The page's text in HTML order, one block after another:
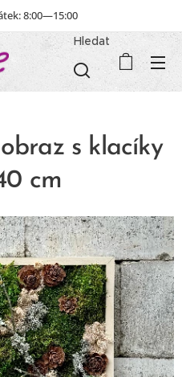
8:00—15:00
Hledat
s klacíky
cm